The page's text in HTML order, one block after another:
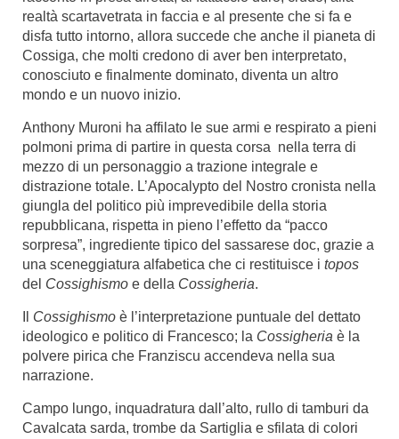
realtà scartavetrata in faccia e al presente che si fa e
disfa tutto intorno, allora succede che anche il pianeta di
Cossiga, che molti credono di aver ben interpretato,
conosciuto e finalmente dominato, diventa un altro
mondo e un nuovo inizio.
Anthony Muroni ha affilato le sue armi e respirato a pieni
polmoni prima di partire in questa corsa nella terra di
mezzo di un personaggio a trazione integrale e
distrazione totale. L’Apocalypto del Nostro cronista nella
giungla del politico più imprevedibile della storia
repubblicana, rispetta in pieno l’effetto da “pacco
sorpresa”, ingrediente tipico del sassarese doc, grazie a
una sceneggiatura alfabetica che ci restituisce i topos
del Cossighismo e della Cossigheria.
Cossighismo è l’interpretazione puntuale del dettato
ideologico e politico di Francesco; la Cossigheria è la
polvere pirica che Franziscu accendeva nella sua
narrazione.
Campo lungo, inquadratura dall’alto, rullo di tamburi da
Cavalcata sarda, trombe da Sartiglia e sfilata di colori